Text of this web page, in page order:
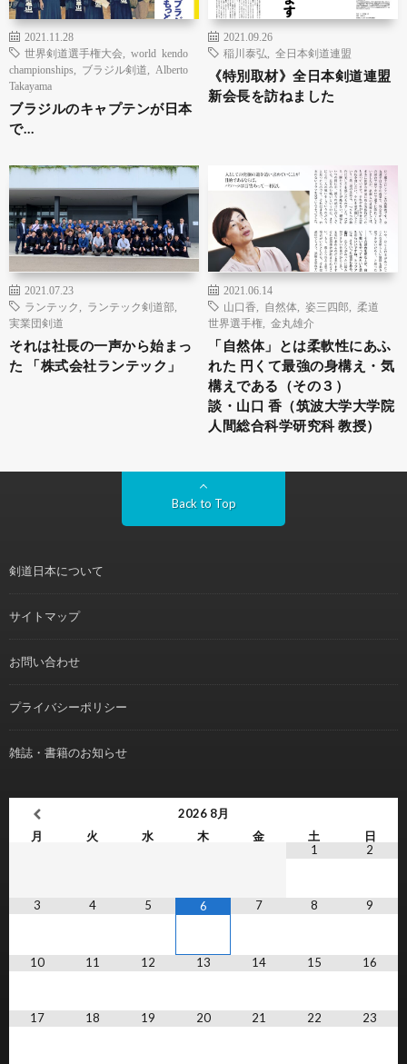
2021.11.28
世界剣道選手権大会
world kendo
championships
ブラジル剣道
Alberto
Takayama
ブラジルのキャプテンが日本
で…
2021.09.26
稲川泰弘
全日本剣道連盟
《特別取材》全日本剣道連盟
新会長を訪ねました
2021.07.23
ランテック
ランテック剣道部
実業団剣道
それは社長の一声から始まっ
た 「株式会社ランテック」
2021.06.14
山口香
自然体 姿三四郎
柔道
世界選手権
金丸雄介
「自然体」とは柔軟性にあふ
れた 円くて最強の身構え・気
構えである（その３）
談・山口 香（筑波大学大学院
人間総合科学研究科 教授）
Back to Top
剣道日本について
サイトマップ
お問い合わせ
プライバシーポリシー
雑誌・書籍のお知らせ
2026 8月
月
火 水 木 金 土
日
1
2
3 4 5 6 7 8 9
10 11 12 13 14 15 16
17 18 19 20 21 22 23